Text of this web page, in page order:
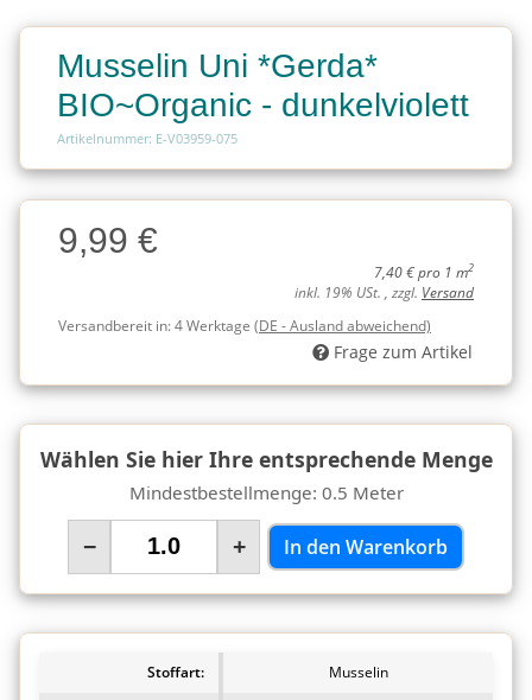
Musselin Uni *Gerda*
BIO~Organic - dunkelviolett
Artikelnummer: E-V03959-075
Charge
Charge9,99 €
7,40 € pro 1 m2
inkl. 19% USt. , zzgl. Versand
Versandbereit in:4 Werktage (DE - Ausland abweichend)
Frage zum Artikel
Wählen Sie hier Ihre entsprechende Menge
Mindestbestellmenge: 0.5 Meter
− + In den Warenkorb
Stoffart:
Musselin